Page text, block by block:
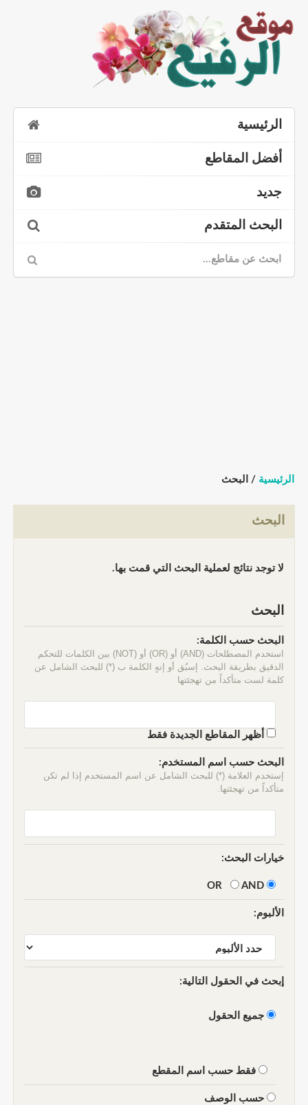
الرئيسية
أفضل المقاطع
جديد
البحث المتقدم
الرئيسية / البحث
البحث
لا توجد نتائج لعملية البحث التي قمت بها.
البحث
البحث حسب الكلمة:
استخدم المصطلحات (AND) أو (OR) أو (NOT) بين الكلمات للتحكم
الدقيق بطريقة البحث. إسبُق أو إنهٍ الكلمة ب (*) للبحث الشامل عن
كلمة لست متأكداً من تهجئتها
أظهر المقاطع الجديدة فقط
البحث حسب اسم المستخدم:
إستخدم العلامة (*) للبحث الشامل عن اسم المستخدم إذا لم تكن
متأكداً من تهجئتها.
خيارات البحث:
AND
الألبوم:
إبحث في الحقول التالية:
جميع الحقول
فقط حسب اسم المقطع
حسب الوصف